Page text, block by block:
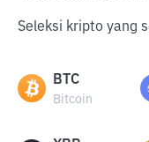
Seleksi kripto yang
BTC
Bitcoin